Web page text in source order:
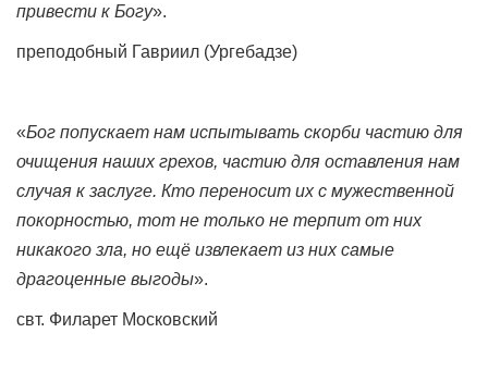
привести к Богу».
преподобный Гавриил (Ургебадзе)
«Бог попускает нам испытывать скорби частию для
очищения наших грехов, частию для оставления нам
случая к заслуге. Кто переносит их с мужественной
покорностью, тот не только не терпит от них
никакого зла, но ещё извлекает из них самые
драгоценные выгоды».
свт. Филарет Московский